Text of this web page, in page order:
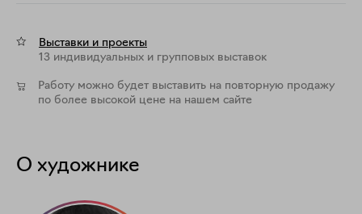
Выставки и проекты
13 индивидуальных и групповых выставок
Работу можно будет выставить на повторную продажу
по более высокой цене на нашем сайте
О художнике